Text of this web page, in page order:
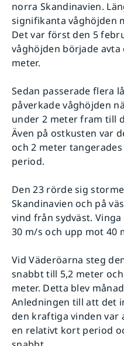
norra Skandinavien.
signifikanta våghöjden
Det var först den 5
våghöjden började
meter.
Sedan passerade flera
påverkade våghöjden
under 2 meter fram till
Även på ostkusten var
och 2 meter
period.
Den 23 rörde sig
Skandinavien och på
vind från sydväst.
30 m/s och upp mot 40
Vid Väderöarna steg
snabbt till 5,2 meter
meter. Detta blev
Anledningen till att det
den kraftiga vinden var
en relativt kort period